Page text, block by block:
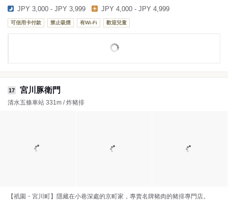
JPY 3,000 - JPY 3,999 JPY 4,000 - JPY 4,999
可信用卡付款 禁止吸煙 有Wi-Fi 歡迎兒童
17 宮川豚衛門
清水五條車站 331m / 炸豬排
【祇園・宮川町】隱藏在小巷深處的京町家，專賣名牌豬肉的豬排專門店。